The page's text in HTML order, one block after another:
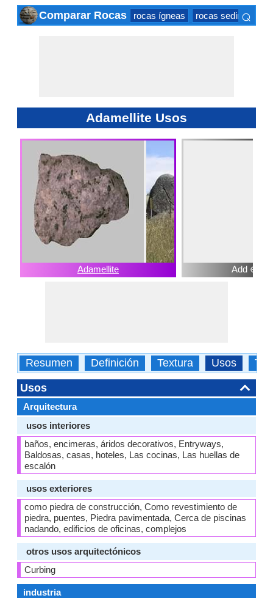
Comparar Rocas rocas ígneas rocas ⌕
Adamellite Usos
Adamellite Add ⊕
Resumen Definición Textura Usos
Usos
Arquitectura
usos interiores
baños, encimeras, áridos decorativos, Entryways,
Baldosas, casas, hoteles, Las cocinas, Las huellas de
escalón
usos exteriores
como piedra de construcción, Como revestimiento de
piedra, puentes, Piedra pavimentada, Cerca de piscinas
nadando, edificios de oficinas, complejos
otros usos arquitectónicos
Curbing
industria